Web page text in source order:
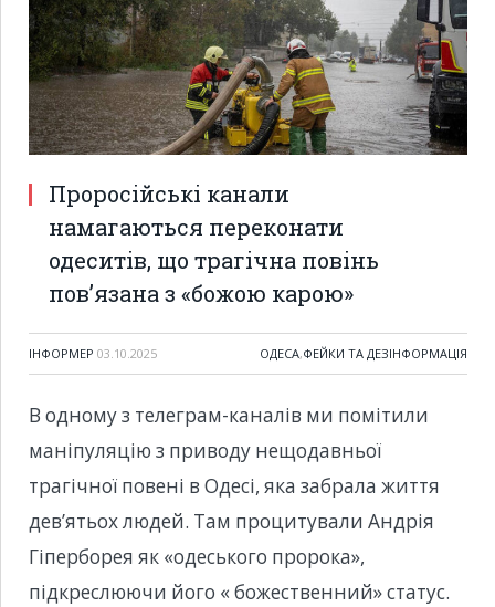
Проросійські канали
намагаються переконати
одеситів, що трагічна повінь
пов’язана з «божою карою»
ІНФОРМЕР 03.10.2025 ОДЕСА,ФЕЙКИ ТА ДЕЗІНФОРМАЦІЯ
В одному з телеграм-каналів ми помітили
маніпуляцію з приводу нещодавньої
трагічної повені в Одесі, яка забрала життя
дев’ятьох людей. Там процитували Андрія
Гіперборея як «одеського пророка»,
підкреслюючи його « божественний» статус.